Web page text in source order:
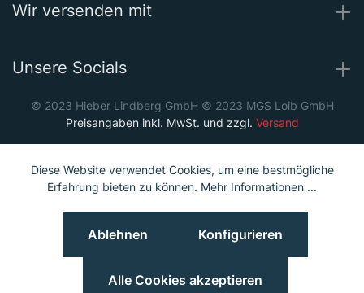
Wir versenden mit
Unsere Socials
© 2023 Hieber Lindberg GmbH © 2023 MGS Loib GmbH
Preisangaben inkl. MwSt. und zzgl. Versand
Diese Website verwendet Cookies, um eine bestmögliche
Erfahrung bieten zu können. Mehr Informationen ...
Ablehnen Konfigurieren
Alle Cookies akzeptieren